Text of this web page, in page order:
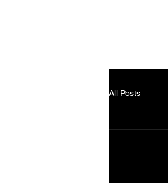
All Posts